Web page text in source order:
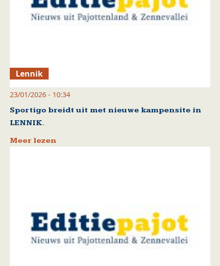
Lennik
23/01/2026 - 10:34
Sportigo breidt uit met nieuwe kampensite in
LENNIK.
Meer lezen